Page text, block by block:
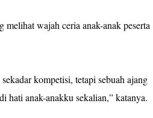
wajah ceria anak-anak peserta
kompetisi, tetapi sebuah ajang
hati anak-anakku sekalian,” katanya.